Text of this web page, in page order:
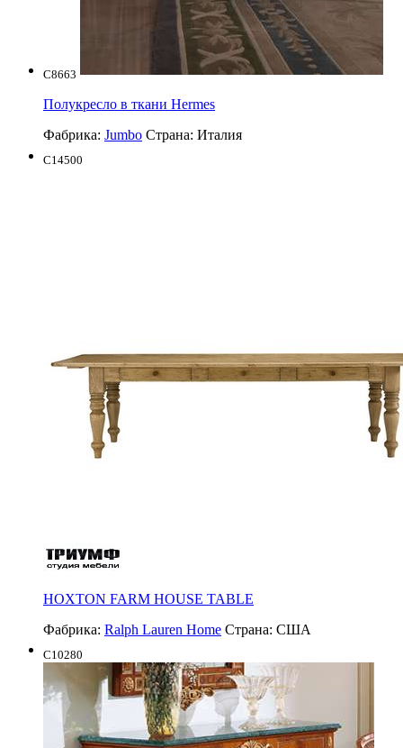
C8663
Полукресло в ткани Hermes
Фабрика: Jumbo Страна: Италия
C14500
HOXTON FARM HOUSE TABLE
Фабрика: Ralph Lauren Home Страна: США
C10280